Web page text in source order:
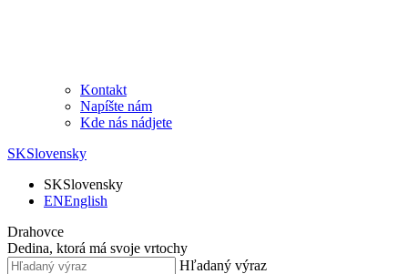
Kontakt
Napíšte nám
Kde nás nádjete
SKSlovensky
SKSlovensky
ENEnglish
Drahovce
Dedina, ktorá má svoje vrtochy
Hľadaný výraz